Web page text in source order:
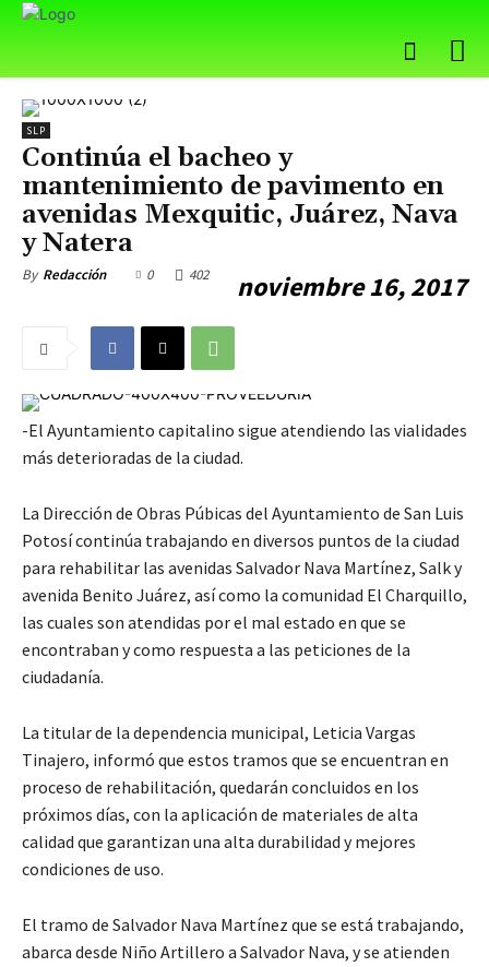
SLP
Continúa el bacheo y
mantenimiento de pavimento en
avenidas Mexquitic, Juárez, Nava
y Natera
By Redacción noviembre 16, 2017
0 402
-El Ayuntamiento capitalino sigue atendiendo las vialidades
más deterioradas de la ciudad.
La Dirección de Obras Púbicas del Ayuntamiento de San Luis
Potosí continúa trabajando en diversos puntos de la ciudad
para rehabilitar las avenidas Salvador Nava Martínez, Salk y
avenida Benito Juárez, así como la comunidad El Charquillo,
las cuales son atendidas por el mal estado en que se
encontraban y como respuesta a las peticiones de la
ciudadanía.
La titular de la dependencia municipal, Leticia Vargas
Tinajero, informó que estos tramos que se encuentran en
proceso de rehabilitación, quedarán concluidos en los
próximos días, con la aplicación de materiales de alta
calidad que garantizan una alta durabilidad y mejores
condiciones de uso.
El tramo de Salvador Nava Martínez que se está trabajando,
abarca desde Niño Artillero a Salvador Nava, y se atienden